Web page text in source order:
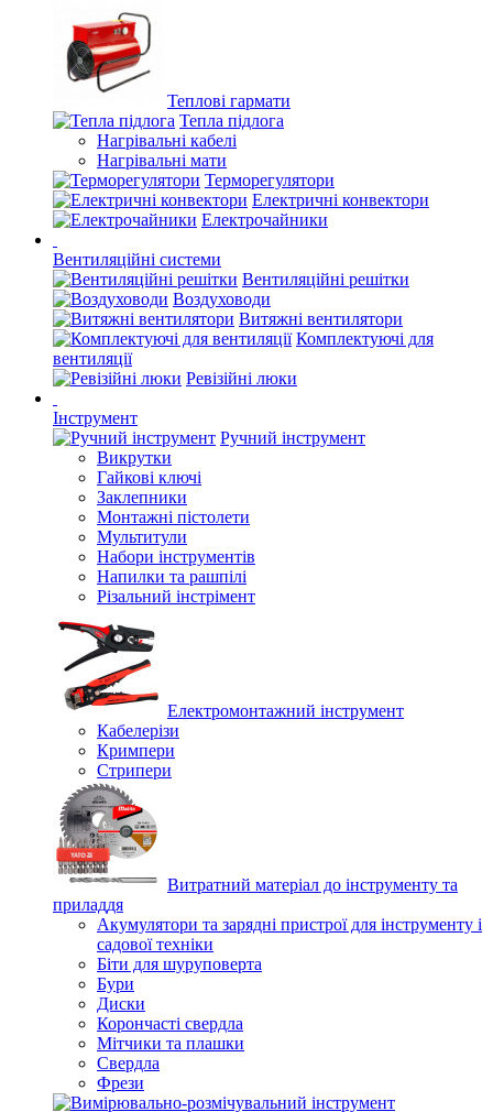
Теплові гармати
Тепла підлога
Нагрівальні кабелі
Нагрівальні мати
Терморегулятори
Електричні конвектори
Електрочайники
Вентиляційні системи
Вентиляційні решітки
Воздуховоди
Витяжні вентилятори
Комплектуючі для
вентиляції
Ревізійні люки
Інструмент
Ручний інструмент
Викрутки
Гайкові ключі
Заклепники
Монтажні пістолети
Мультитули
Набори інструментів
Напилки та рашпілі
Різальний інстрімент
Електромонтажний інструмент
Кабелерізи
Кримпери
Стрипери
Витратний матеріал до інструменту та
приладдя
Акумулятори та зарядні пристрої для інструменту і
садової техніки
Біти для шуруповерта
Бури
Диски
Корончасті свердла
Мітчики та плашки
Свердла
Фрези